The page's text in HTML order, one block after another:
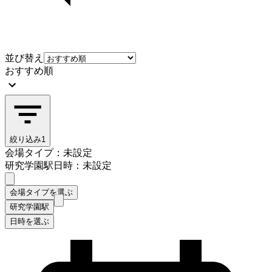
並び替え
おすすめ順
絞り込み1
会場タイプ：未設定
研究学園駅日時：未設定
会場タイプを選ぶ
研究学園駅
日時を選ぶ